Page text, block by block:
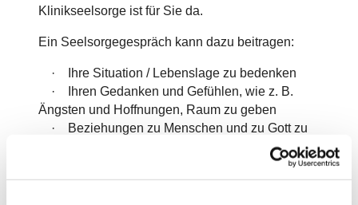
Klinikseelsorge ist für Sie da.
Ein Seelsorgegespräch kann dazu beitragen:
· Ihre Situation / Lebenslage zu bedenken
· Ihren Gedanken und Gefühlen, wie z. B.
Ängsten und Hoffnungen, Raum zu geben
· Beziehungen zu Menschen und zu Gott zu
· Glaubensfragen und Zweifel zu erörtern